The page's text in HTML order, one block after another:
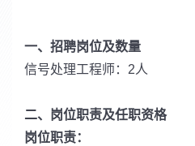
一、招聘岗位及数量
信号处理工程师：2人
二、岗位职责及任职资格
岗位职责：